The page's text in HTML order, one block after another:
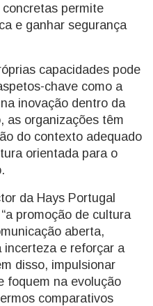
permite
e ganhar segurança
capacidades pode
chave como a
inovação dentro da
as organizações têm
do contexto adequado
orientada para o
da Hays Portugal
promoção de cultura
aberta,
incerteza e reforçar a
disso, impulsionar
foquem na evolução
comparativos